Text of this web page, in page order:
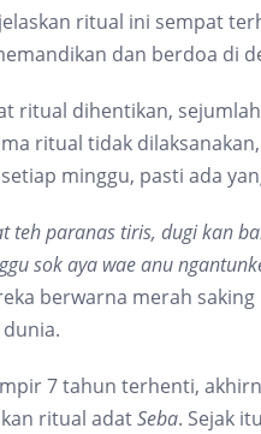
ritual ini sempat
dan berdoa di
ritual dihentikan,
ritual tidak
minggu, pasti ada
teh paranas tiris, dugi kan
sok aya wae anu
berwarna merah
7 tahun terhenti,
ritual adatSeba. Sejak